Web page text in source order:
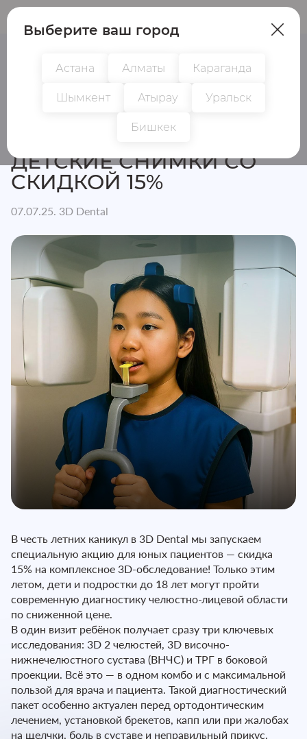
Детские снимки со скидкой 15%
ДЕТСКИЕ СНИМКИ СО
СКИДКОЙ 15%
07.07.25. 3D Dental
В честь летних каникул в 3D Dental мы запускаем
специальную акцию для юных пациентов — скидка
15% на комплексное 3D-обследование! Только этим
летом, дети и подростки до 18 лет могут пройти
современную диагностику челюстно-лицевой области
по сниженной цене.
В один визит ребёнок получает сразу три ключевых
исследования: 3D 2 челюстей, 3D височно-
нижнечелюстного сустава (ВНЧС) и ТРГ в боковой
проекции. Всё это — в одном комбо и с максимальной
пользой для врача и пациента. Такой диагностический
пакет особенно актуален перед ортодонтическим
лечением, установкой брекетов, капп или при жалобах
на щелчки, боль в суставе и неправильный прикус.
Выберите ваш город
Астана Алматы Караганда
Шымкент Атырау Уральск
Бишкек